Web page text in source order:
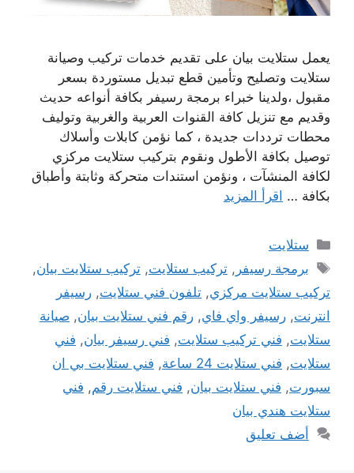
يعمل ستلايت بيان على تقديم خدمات تركيب وصيانة
ستلايت وتصليح وتأمين قطع تبديل مستوردة بسعر
مقبول ،ولدينا خبراء برمجة رسيفر بكافة أنواعه حديث
وقديم مع تنزيل كافة القنوات العربية والغربية وتوليف
محطات ترددات جديدة ، كما نؤمن كابلات وأسلاك
توصيل بكافة الأطول ونقوم بتركيب ستلايت مركزي
لكافة المنشآت ، ونؤمن استندات متحركة وثابتة وأطباق
بكافة … اقرأ المزيد
التصنيفات
ستلايت
الوسوم
برمجة رسيفر ,تركيب ستلايت,تركيب ستلايت بيان,
تركيب ستلايت مركزي, تلفون فني ستلايت, رسيفر
انترنت, رسيفر واي فاي, رقم فني ستلايت بيان, صيانة
ستلايت, فني تركيب ستلايت, فني رسيفر بيان, فني
ستلايت, فني ستلايت 24 ساعة , فني ستلايت بي ان
سبورت, فني ستلايت بيان, فني ستلايت رقم, فني
ستلايت هندي بيان
أضف تعليق